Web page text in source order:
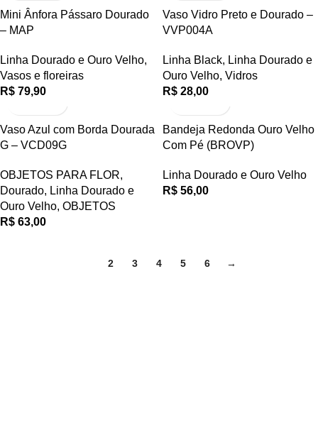
Mini Ânfora Pássaro Dourado
– MAP
Linha Dourado e Ouro Velho,
Vasos e floreiras
R$ 79,90
Vaso Vidro Preto e Dourado –
VVP004A
Linha Black, Linha Dourado e
Ouro Velho, Vidros
R$ 28,00
Vaso Azul com Borda Dourada
G – VCD09G
OBJETOS PARA FLOR,
Dourado, Linha Dourado e
Ouro Velho, OBJETOS
R$ 63,00
Bandeja Redonda Ouro Velho
Com Pé (BROVP)
Linha Dourado e Ouro Velho
R$ 56,00
2 3 4 5 6 →